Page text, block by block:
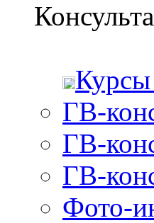
ГВ-
ГВ-
ГВ-
Фото-